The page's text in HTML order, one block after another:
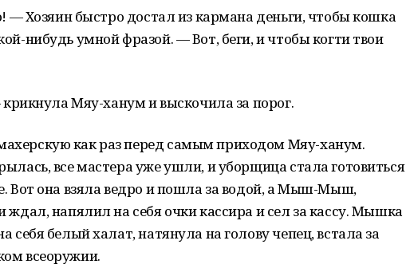
— Хозяин быстро достал из кармана деньги, чтобы кошка
нибудь умной фразой. — Вот, беги, и чтобы когти твои
Мяу-ханум и выскочила за порог.
как раз перед самым приходом Мяу-ханум.
все мастера уже ушли, и уборщица стала готовиться
Вот она взяла ведро и пошла за водой, а Мыш-Мыш,
ждал, напялил на себя очки кассира и сел за кассу. Мышка
себя белый халат, натянула на голову чепец, встала за
всеоружии.